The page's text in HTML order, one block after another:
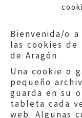
Bienvenida/o
las cookies
de Aragón
Una cookie o
pequeño
guarda en su
tableta cada
web. Algunas